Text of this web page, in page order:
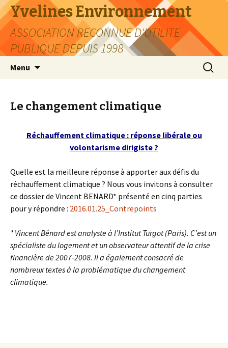
Yvelines Environnement
ASSOCIATION RECONNUE D'UTILITE
PUBLIQUE DEPUIS 1998
Menu
Le changement climatique
Réchauffement climatique : réponse libérale ou
volontarisme dirigiste ?
Quelle est la meilleure réponse à apporter aux défis du
réchauffement climatique ? Nous vous invitons à consulter
ce dossier de Vincent BENARD* présenté en cinq parties
pour y répondre : 2016.01.25_Contrepoints
* Vincent Bénard est analyste à l’Institut Turgot (Paris). C’est un
spécialiste du logement et un observateur attentif de la crise
financière de 2007-2008. Il a également consacré de
nombreux textes à la problématique du changement
climatique.